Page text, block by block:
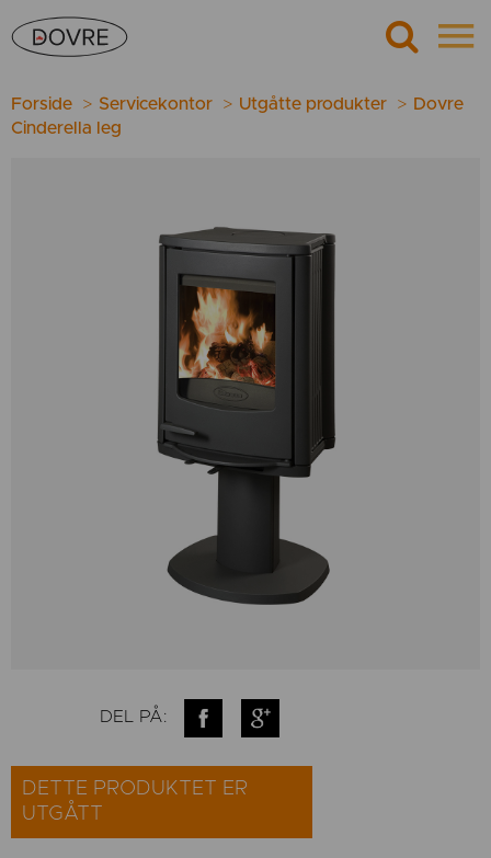
Forside Servicekontor Utgåtte produkter
Dovre
Cinderella leg
DEL PÅ:
DETTE PRODUKTET ER
UTGÅTT